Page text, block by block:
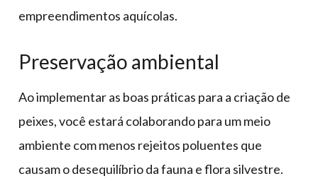
empreendimentos aquícolas.
Preservação ambiental
Ao implementar as boas práticas para a criação de
peixes, você estará colaborando para um meio
ambiente com menos rejeitos poluentes que
causam o desequilíbrio da fauna e flora silvestre.